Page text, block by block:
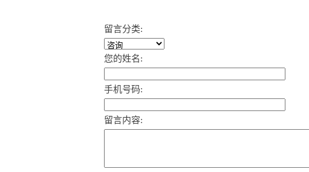
留言分类:
您的姓名:
手机号码:
留言内容: